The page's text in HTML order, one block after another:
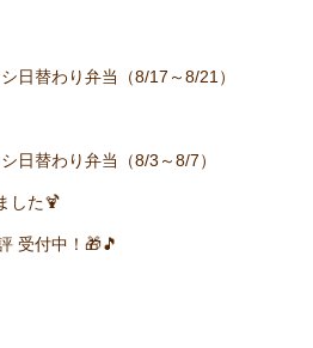
日替わり弁当（8/17～8/21）
日替わり弁当（8/3～8/7）
した🍹
受付中！🎁🎵